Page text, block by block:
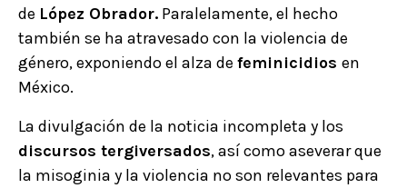
de López Obrador. Paralelamente, el hecho
también se ha atravesado con la violencia de
género, exponiendo el alza de feminicidios en
México.
La divulgación de la noticia incompleta y los
discursos tergiversados, así como aseverar que
la misoginia y la violencia no son relevantes para